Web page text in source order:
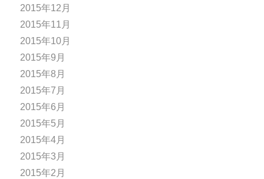
2015年12月
2015年11月
2015年10月
2015年9月
2015年8月
2015年7月
2015年6月
2015年5月
2015年4月
2015年3月
2015年2月